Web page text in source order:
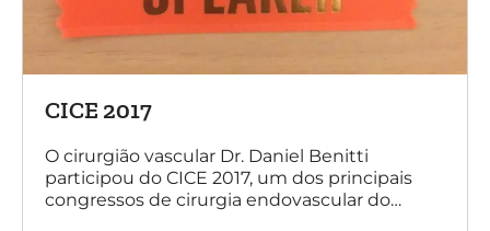
CICE 2017
O cirurgião vascular Dr. Daniel Benitti
participou do CICE 2017, um dos principais
congressos de cirurgia endovascular do